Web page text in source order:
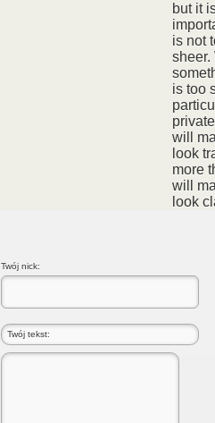
but it
is not
sheer.
is too
will
look
more
will
look
Twój nick: